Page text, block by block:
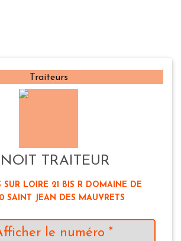
Traiteurs
TRAITEUR
SUR LOIRE 21 BIS R DOMAINE DE
SAINT JEAN DES MAUVRETS
le numéro *